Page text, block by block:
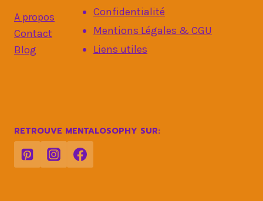
A propos
Contact
Blog
Confidentialité
Mentions Légales & CGU
Liens utiles
RETROUVE MENTALOSOPHY SUR: